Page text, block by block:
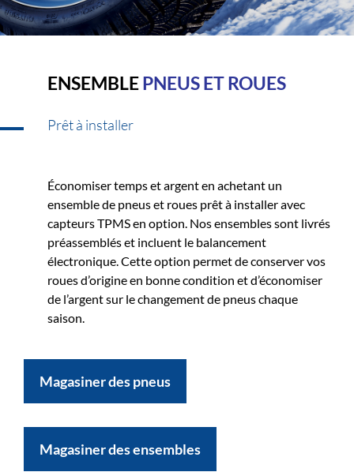
ENSEMBLEPNEUS ET ROUES
Prêt à installer
Économiser temps et argent en achetant un
ensemble de pneus et roues prêt à installer avec
capteurs TPMS en option. Nos ensembles sont livrés
préassemblés et incluent le balancement
électronique. Cette option permet de conserver vos
roues d’origine en bonne condition et d’économiser
de l’argent sur le changement de pneus chaque
saison.
Magasiner des pneus
Magasiner des ensembles